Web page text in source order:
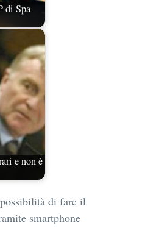
di Spa
e non è
di fare il
smartphone